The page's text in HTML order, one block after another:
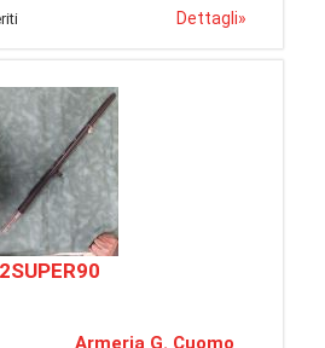
Dettagli»
Armeria G. Cuomo